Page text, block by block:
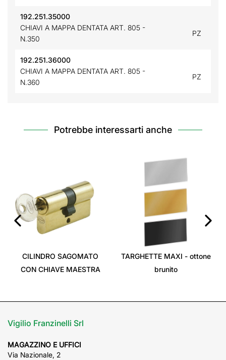
192.251.35000
CHIAVI A MAPPA DENTATA ART. 805 -
N.350
PZ
192.251.36000
CHIAVI A MAPPA DENTATA ART. 805 -
N.360
PZ
Potrebbe interessarti anche
CILINDRO SAGOMATO
CON CHIAVE MAESTRA
TARGHETTE MAXI - ottone
brunito
Vigilio Franzinelli Srl
MAGAZZINO E UFFICI
Via Nazionale, 2